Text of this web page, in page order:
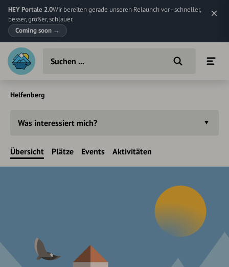
HEY Portale 2.0Wir bereiten gerade unseren Relaunch vor - schneller,
besser, größer, schlauer.
Coming soon →
Helfenberg
Was interessiert mich?
Übersicht Plätze Events Aktivitäten